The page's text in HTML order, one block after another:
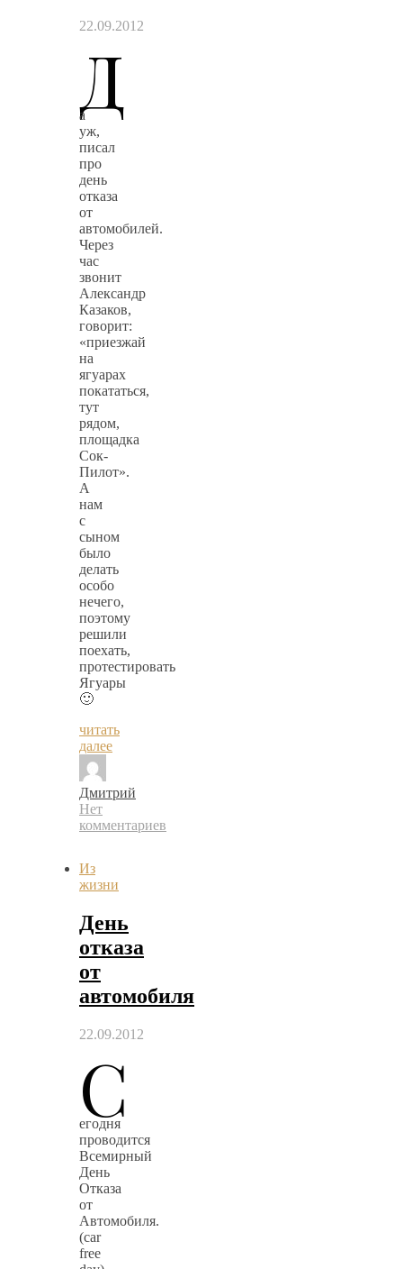
22.09.2012
Д
а
уж,
писал
про
день
отказа
от
автомобилей.
Через
час
звонит
Александр
Казаков,
говорит:
«приезжай
на
ягуарах
покататься,
тут
рядом,
площадка
Сок-
Пилот».
А
нам
с
сыном
было
делать
особо
нечего,
поэтому
решили
поехать,
протестировать
Ягуары
🙂
читать
далее
Дмитрий
Нет
комментариев
Из
жизни
День
отказа
от
автомобиля
22.09.2012
С
егодня
проводится
Всемирный
День
Отказа
от
Автомобиля.
(car
free